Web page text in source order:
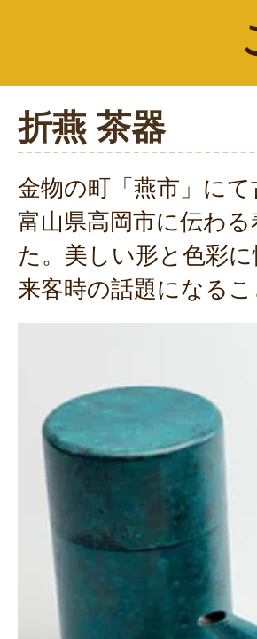
折燕 茶器
金物の町「燕市」に
富山県高岡市に伝わ
た。美しい形と色彩
来客時の話題になる